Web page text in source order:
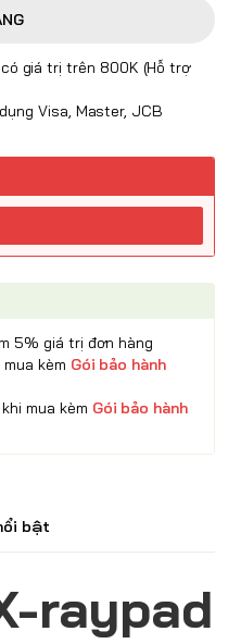
giá trị trên 800K (Hỗ trợ
Visa, Master, JCB
5% giá trị đơn hàng
kèm Gói bảo hành
mua kèm Gói bảo hành
bật
raypad